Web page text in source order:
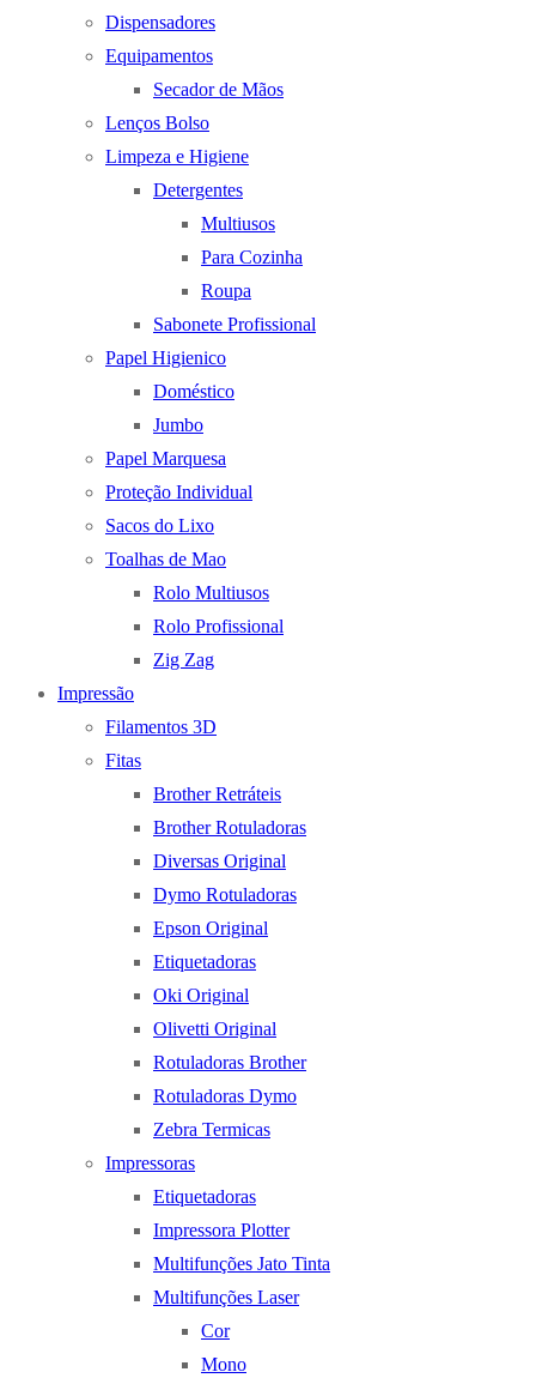
Dispensadores
Equipamentos
Secador de Mãos
Lenços Bolso
Limpeza e Higiene
Detergentes
Multiusos
Para Cozinha
Roupa
Sabonete Profissional
Papel Higienico
Doméstico
Jumbo
Papel Marquesa
Proteção Individual
Sacos do Lixo
Toalhas de Mao
Rolo Multiusos
Rolo Profissional
Zig Zag
Impressão
Filamentos 3D
Fitas
Brother Retráteis
Brother Rotuladoras
Diversas Original
Dymo Rotuladoras
Epson Original
Etiquetadoras
Oki Original
Olivetti Original
Rotuladoras Brother
Rotuladoras Dymo
Zebra Termicas
Impressoras
Etiquetadoras
Impressora Plotter
Multifunções Jato Tinta
Multifunções Laser
Cor
Mono